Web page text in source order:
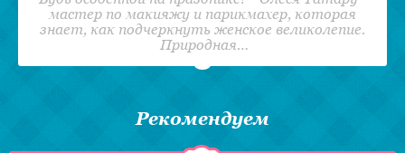
мастер по макияжу и парикмахер, которая
знает, как подчеркнуть женское великолепие.
Природная…
Рекомендуем